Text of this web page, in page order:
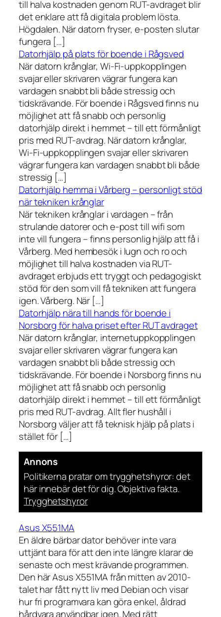
till halva kostnaden genom RUT-avdraget blir
det enklare att få digitala problem lösta.
Högdalen. När datorn fryser, e-posten slutar
fungera […]
Datorhjälp på plats för boende i Rågsved
När datorn krånglar, Wi-Fi-uppkopplingen
svajar eller skrivaren vägrar fungera kan
vardagen snabbt bli både stressig och
tidskrävande. För boende i Rågsved finns nu
möjlighet att få snabb och personlig
datorhjälp direkt i hemmet – till ett förmånligt
pris med RUT-avdrag. När datorn krånglar,
Wi-Fi-uppkopplingen svajar eller skrivaren
vägrar fungera kan vardagen snabbt bli både
stressig […]
Datorhjälp hemma i Vårberg – personligt stöd
när tekniken krånglar
När tekniken krånglar i vardagen – från
strulande datorer och e-post till wifi som
inte vill fungera – finns personlig hjälp att få i
Vårberg. Med hembesök i lugn och ro och
möjlighet till halva kostnaden via RUT-
avdraget erbjuds ett tryggt och pedagogiskt
stöd för den som vill få tekniken att fungera
igen. Vårberg. När […]
Datorhjälp nära till hands för boende i
Norsborg för halva priset efter RUT avdraget
När datorn krånglar, internetuppkopplingen
svajar eller skrivaren vägrar fungera kan
vardagen snabbt bli både stressig och
tidskrävande. För boende i Norsborg finns nu
möjlighet att få snabb och personlig
datorhjälp direkt i hemmet – till ett förmånligt
pris med RUT-avdrag. Allt fler hushåll i
Norsborg väljer att få teknisk hjälp på plats i
stället för […]
Annons
Politikerna pratar om trygghetshyror: det
här innebär det för dig. Objektiva fakta.
Trygghetshyror
Asus X551MA
En äldre bärbar dator behöver inte vara
uttjänt bara för att den inte längre klarar de
senaste och mest krävande programmen.
Den här Asus X551MA från mitten av 2010-
talet har fått nytt liv med Debian och visar
hur fri programvara kan göra enkel, åldrad
hårdvara användbar igen. Med rätt